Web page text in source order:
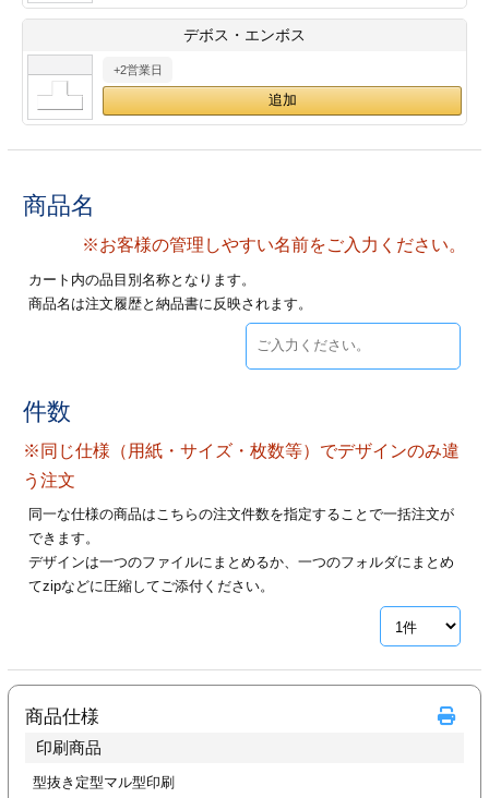
ード印刷
印刷
ファイル印刷
ァイル印刷
印刷
印刷
リーブ印刷
加工
形マル型
印刷
名刺印刷
ムカード印刷
刷
カード印刷
フォルダー
ァイル印刷
14
15 16 17 18
19
25
26
28
29 30
デボス・エンボス
+2営業日
商品名
※お客様の管理しやすい名前をご入力ください。
カート内の品目別名称となります。
商品名は注文履歴と納品書に反映されます。
件数
※同じ仕様（用紙・サイズ・枚数等）でデザインのみ違
う注文
同一な仕様の商品はこちらの注文件数を指定することで一括注文が
できます。
デザインは一つのファイルにまとめるか、一つのフォルダにまとめ
てzipなどに圧縮してご添付ください。
商品仕様
印刷商品
型抜き定型マル型印刷